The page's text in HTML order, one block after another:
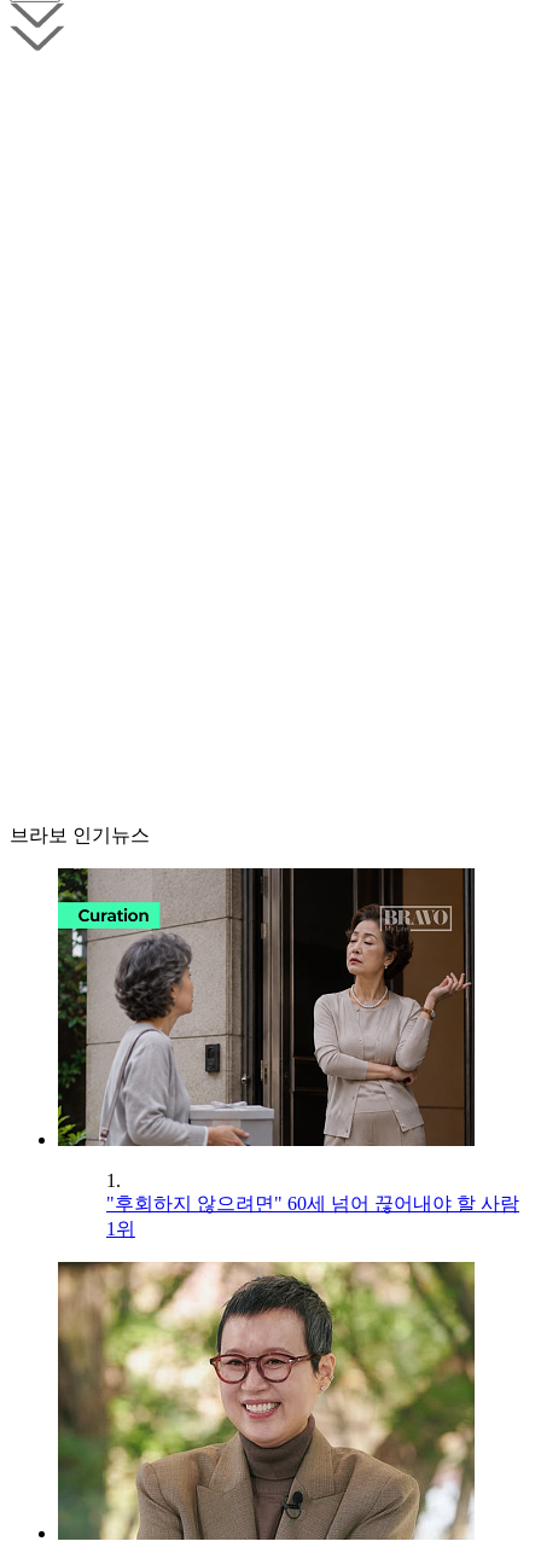
브라보 인기뉴스
1.
"후회하지 않으려면" 60세 넘어 끊어내야 할 사람
1위